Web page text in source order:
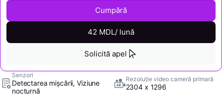
Cumpără
42 MDL/ lună
Solicită apel
Senzori
Detectarea mișcării, Viziune
nocturnă
Rezoluție video cameră primară
2304 x 1296